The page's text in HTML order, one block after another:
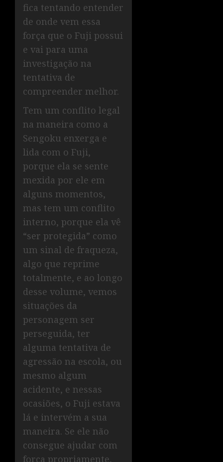
fica tentando entender
de onde vem essa
força que o Fuji possui
e vai para uma
investigação na
tentativa de
compreender melhor.
Tem um conflito legal
na maneira como a
Sengoku enxerga e
lida com o Fuji,
porque ela se sente
mexida por ele em
alguns momentos,
mas tem um conflito
interno, porque ela vê
“ser protegida” como
um sinal de fraqueza,
algo que reprime
totalmente, e ao longo
desse volume, vemos
situações da
personagem ser
perseguida, ter
alguma tentativa de
agressão na escola, ou
mesmo algum
acidente, e nessas
ocasiões, o Fuji estava
lá e intervém a sua
maneira. Se ele não
consegue ajudar com
força propriamente,